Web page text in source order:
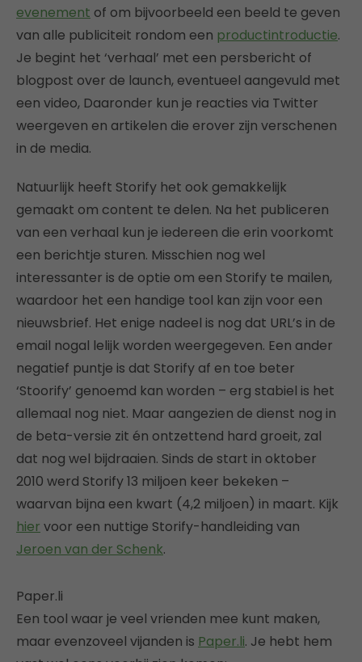
evenement of om bijvoorbeeld een beeld te geven
van alle publiciteit rondom een productintroductie.
Je begint het ‘verhaal’ met een persbericht of
blogpost over de launch, eventueel aangevuld met
een video, Daaronder kun je reacties via Twitter
weergeven en artikelen die erover zijn verschenen
in de media.
Natuurlijk heeft Storify het ook gemakkelijk
gemaakt om content te delen. Na het publiceren
van een verhaal kun je iedereen die erin voorkomt
een berichtje sturen. Misschien nog wel
interessanter is de optie om een Storify te mailen,
waardoor het een handige tool kan zijn voor een
nieuwsbrief. Het enige nadeel is nog dat URL’s in de
email nogal lelijk worden weergegeven. Een ander
negatief puntje is dat Storify af en toe beter
‘Stoorify’ genoemd kan worden – erg stabiel is het
allemaal nog niet. Maar aangezien de dienst nog in
de beta-versie zit én ontzettend hard groeit, zal
dat nog wel bijdraaien. Sinds de start in oktober
2010 werd Storify 13 miljoen keer bekeken –
waarvan bijna een kwart (4,2 miljoen) in maart. Kijk
hier voor een nuttige Storify-handleiding van
Jeroen van der Schenk.
Paper.li
Een tool waar je veel vrienden mee kunt maken,
maar evenzoveel vijanden is Paper.li. Je hebt hem